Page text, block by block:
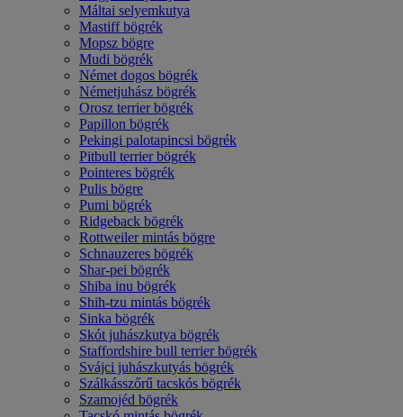
Máltai selyemkutya
Mastiff bögrék
Mopsz bögre
Mudi bögrék
Német dogos bögrék
Németjuhász bögrék
Orosz terrier bögrék
Papillon bögrék
Pekingi palotapincsi bögrék
Pitbull terrier bögrék
Pointeres bögrék
Pulis bögre
Pumi bögrék
Ridgeback bögrék
Rottweiler mintás bögre
Schnauzeres bögrék
Shar-pei bögrék
Shiba inu bögrék
Shih-tzu mintás bögrék
Sinka bögrék
Skót juhászkutya bögrék
Staffordshire bull terrier bögrék
Svájci juhászkutyás bögrék
Szálkásszőrű tacskós bögrék
Szamojéd bögrék